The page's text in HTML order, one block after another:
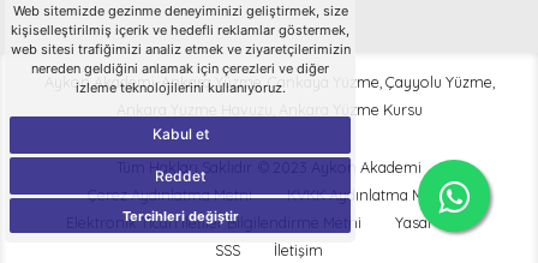
Web sitemizde gezinme deneyiminizi geliştirmek, size
kişiselleştirilmiş içerik ve hedefli reklamlar göstermek,
web sitesi trafiğimizi analiz etmek ve ziyaretçilerimizin
nereden geldiğini anlamak için çerezleri ve diğer
izleme teknolojilerini kullanıyoruz.
Kabul et
Reddet
Tercihleri değiştir
Aykon Akademi-Ankara Yüzme, Çankaya Yüzme, Çayyolu Yüzme,
Ankara Yüzme Havuzu, Ankara Yüzme Kursu
Tüm Hakları Saklıdır. © 2023 Aykon Akademi
Çerez Aydınlatma Metni
KVKK Aydınlatma Metni
Elektronik Ticari İletiler Bilgilendirme Metni
Yasal Uyarı
SSS
İletişim